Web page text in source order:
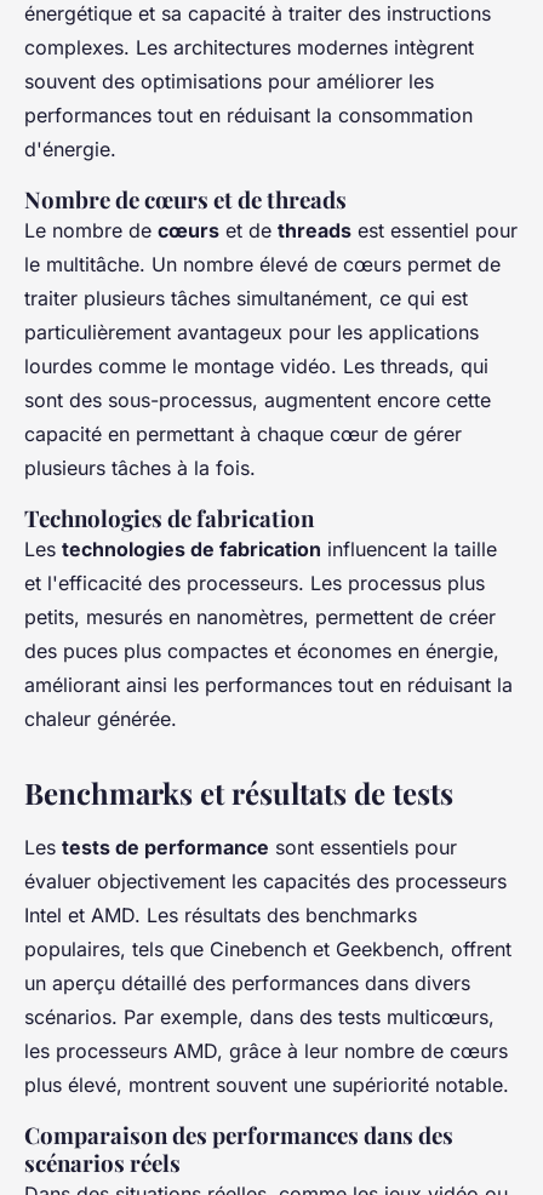
énergétique et sa capacité à traiter des instructions
complexes. Les architectures modernes intègrent
souvent des optimisations pour améliorer les
performances tout en réduisant la consommation
d'énergie.
Nombre de cœurs et de threads
Le nombre de cœurs et de threads est essentiel pour
le multitâche. Un nombre élevé de cœurs permet de
traiter plusieurs tâches simultanément, ce qui est
particulièrement avantageux pour les applications
lourdes comme le montage vidéo. Les threads, qui
sont des sous-processus, augmentent encore cette
capacité en permettant à chaque cœur de gérer
plusieurs tâches à la fois.
Technologies de fabrication
Les technologies de fabrication influencent la taille
et l'efficacité des processeurs. Les processus plus
petits, mesurés en nanomètres, permettent de créer
des puces plus compactes et économes en énergie,
améliorant ainsi les performances tout en réduisant la
chaleur générée.
Benchmarks et résultats de tests
Les tests de performance sont essentiels pour
évaluer objectivement les capacités des processeurs
Intel et AMD. Les résultats des benchmarks
populaires, tels que Cinebench et Geekbench, offrent
un aperçu détaillé des performances dans divers
scénarios. Par exemple, dans des tests multicœurs,
les processeurs AMD, grâce à leur nombre de cœurs
plus élevé, montrent souvent une supériorité notable.
Comparaison des performances dans des
scénarios réels